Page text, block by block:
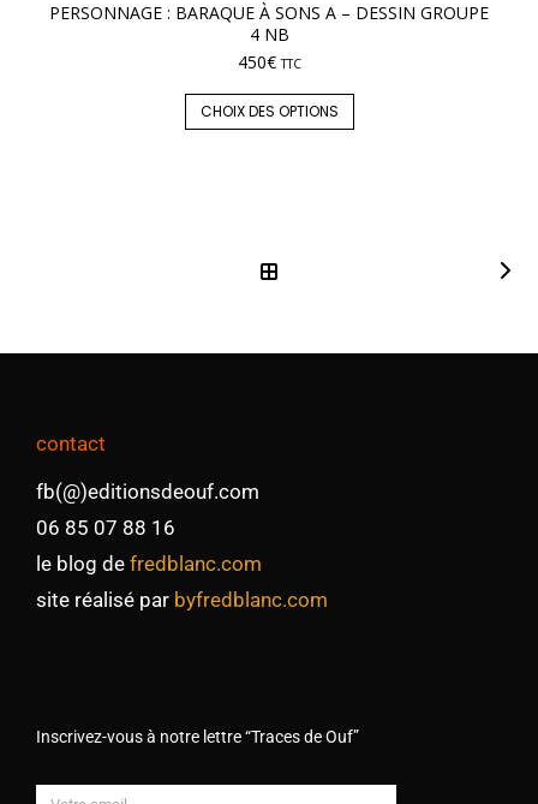
PERSONNAGE : BARAQUE À SONS A – DESSIN GROUPE
4 NB
450€ TTC
CHOIX DES OPTIONS
contact
fb(@)editionsdeouf.com
06 85 07 88 16
le blog de fredblanc.com
site réalisé par byfredblanc.com
Inscrivez-vous à notre lettre “Traces de Ouf”